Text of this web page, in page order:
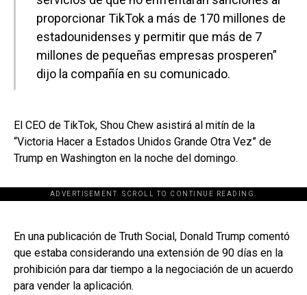
proporcionar TikTok a más de 170 millones de
estadounidenses y permitir que más de 7
millones de pequeñas empresas prosperen”
dijo la compañía en su comunicado.
El CEO de TikTok, Shou Chew asistirá al mitín de la
“Victoria Hacer a Estados Unidos Grande Otra Vez” de
Trump en Washington en la noche del domingo.
ADVERTISEMENT. SCROLL TO CONTINUE READING.
[adsforwp id="243463"]
En una publicación de Truth Social, Donald Trump comentó
que estaba considerando una extensión de 90 días en la
prohibición para dar tiempo a la negociación de un acuerdo
para vender la aplicación.